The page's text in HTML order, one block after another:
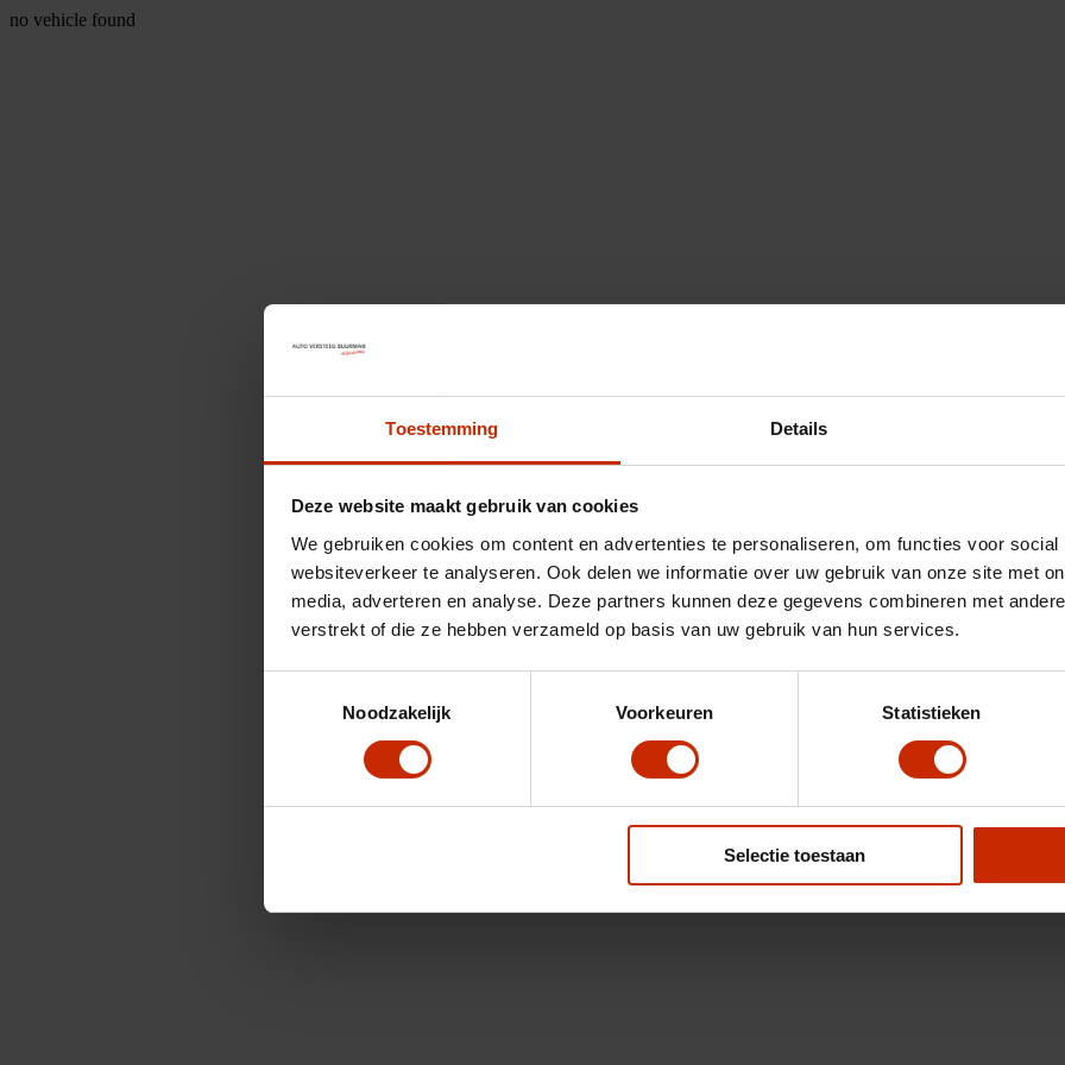
Toestemming Details
Deze website maakt gebruik van cookies
We gebruiken cookies om content en advertenties te personaliseren, om functies voor
websiteverkeer te analyseren. Ook delen we informatie over uw gebruik van onze site met
media, adverteren en analyse. Deze partners kunnen deze gegevens combineren met
verstrekt of die ze hebben verzameld op basis van uw gebruik van hun services.
Noodzakelijk
Voorkeuren Statistieken
Selectie toestaan
no vehicle found